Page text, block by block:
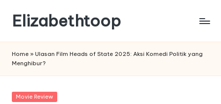
content
Elizabethtoop
Home » Ulasan Film Heads of State 2025: Aksi Komedi Politik yang
Menghibur?
Posted
Movie Review